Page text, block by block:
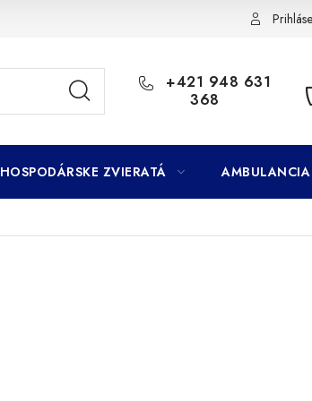
Subory
+421 948 631
368
HOSPODÁRSKE ZVIERATÁ AMBULANCIA